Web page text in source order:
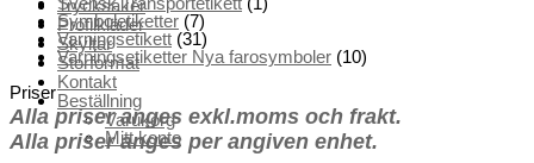
Trycksaker
Profilkläder
Skyltar
Storformat
Kontakt
Beställning
Varukorg
Mitt konto
Symboletiketter (7)
Varningsetikett (31)
Varningsetiketter Nya farosymboler (10)
Priser
Alla priser anges exkl.moms och frakt.
Alla priser anges per angiven enhet.